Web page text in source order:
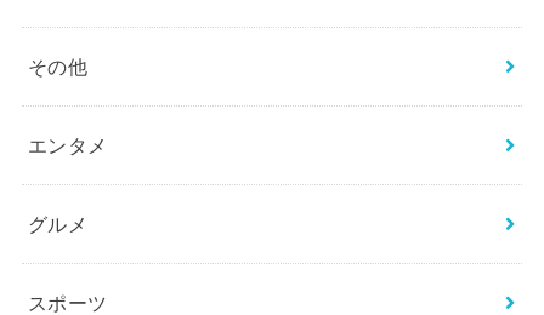
その他
エンタメ
グルメ
スポーツ